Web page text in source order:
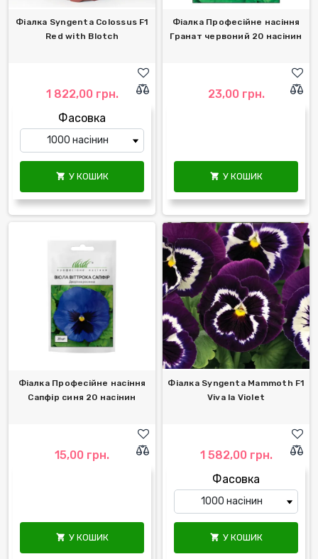
Фіалка Syngenta Colossus F1
Red with Blotch
1 822,00 грн.
Фасовка
 У КОШИК
Фіалка Професійне насіння
Гранат червоний 20 насінин
23,00 грн.
 У КОШИК
Фіалка Професійне насіння
Сапфір синя 20 насінин
15,00 грн.
 У КОШИК
Фіалка Syngenta Mammoth F1
Viva la Violet
1 582,00 грн.
Фасовка
 У КОШИК